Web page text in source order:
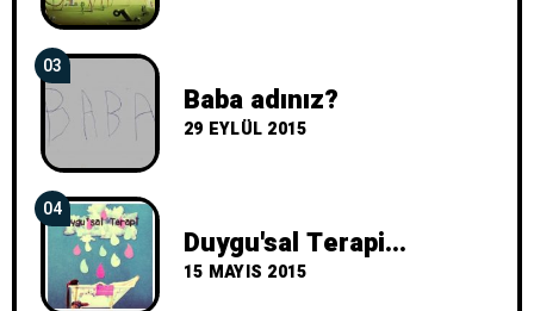
03
Baba adınız?
29 EYLÜL 2015
04
Duygu'sal Terapi...
15 MAYIS 2015